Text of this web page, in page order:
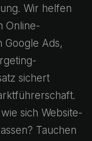
Wir helfen
Online-
Google Ads,
sichert
sich Website-
Tauchen